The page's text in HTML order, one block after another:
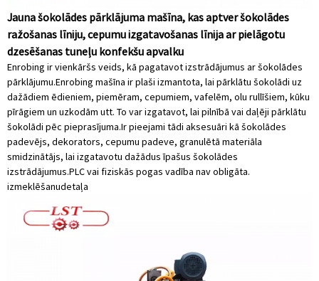
Jauna šokolādes pārklājuma mašīna, kas aptver šokolādes
ražošanas līniju, cepumu izgatavošanas līnija ar pielāgotu
dzesēšanas tuneļu konfekšu apvalku
Enrobing ir vienkāršs veids, kā pagatavot izstrādājumus ar šokolādes
pārklājumu.Enrobing mašīna ir plaši izmantota, lai pārklātu šokolādi uz
dažādiem ēdieniem, piemēram, cepumiem, vafelēm, olu rullīšiem, kūku
pīrāgiem un uzkodām utt. To var izgatavot, lai pilnībā vai daļēji pārklātu
šokolādi pēc pieprasījuma.Ir pieejami tādi aksesuāri kā šokolādes
padevējs, dekorators, cepumu padeve, granulētā materiāla
smidzinātājs, lai izgatavotu dažādus īpašus šokolādes
izstrādājumus.PLC vai fiziskās pogas vadība nav obligāta.
izmeklēšanudetaļa